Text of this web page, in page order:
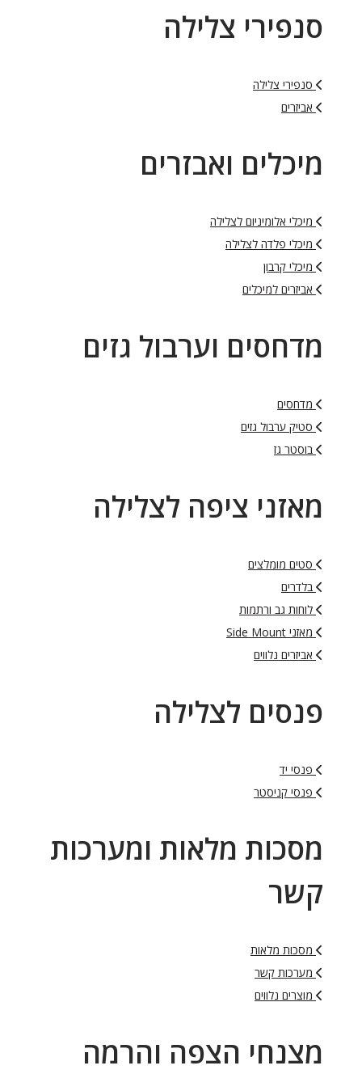
סנפירי צלילה
סנפירי צלילה
אביזרים
מיכלים ואבזרים
מיכלי אלומיניום לצלילה
מיכלי פלדה לצלילה
מיכלי קרבון
אביזרים למיכלים
מדחסים וערבול גזים
מדחסים
סטיק ערבול גזים
בוסטר גז
מאזני ציפה לצלילה
סטים מומלצים
בלדרים
לוחות גב ורתמות
מאזני Side Mount
אביזרים נלווים
פנסים לצלילה
פנסי יד
פנסי קניסטר
מסכות מלאות ומערכות
קשר
מסכות מלאות
מערכות קשר
מוצרים נלווים
מצנחי הצפה והרמה